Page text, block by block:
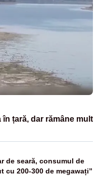
țară, dar rămâne mult
de seară, consumul de
cu 200-300 de megawați”